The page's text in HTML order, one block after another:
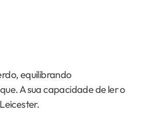
equilibrando
A sua capacidade de ler o